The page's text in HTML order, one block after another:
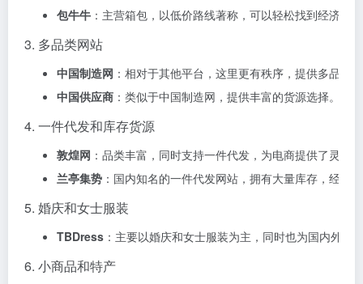
包牛牛 ：主营箱包，以低价路线著称，可以轻松找到经济
3. 多品类网站
中国制造网 ：相对于其他平台，这里更有秩序，提供多品
中国供应商 ：类似于中国制造网，提供丰富的货源选择。该
4. 一件代发和库存货源
敦煌网 ：品类丰富，同时支持一件代发，为电商提供了灵
兰亭集势 ：国内知名的一件代发网站，拥有大量库存，经
5. 婚庆和女士服装
TBDress ：主要以婚庆和女士服装为主，同时也为国内外
6. 小商品和特产